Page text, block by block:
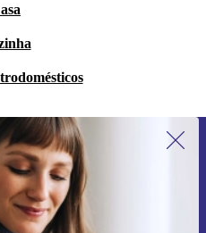
newsletter pela
poupa 15€!
nenhuma oferta.